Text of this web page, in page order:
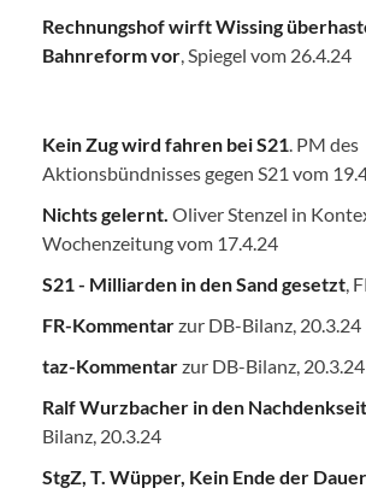
Rechnungshof wirft Wissing
Bahnreform vor , Spiegel vom 26.4.24
Kein Zug wird fahren bei S21 . PM des
Aktionsbündnisses gegen S21 vom
Nichts gelernt. Oliver Stenzel in
Wochenzeitung vom 17.4.24
S21 - Milliarden in den Sand gesetzt ,
FR-Kommentarzur DB-Bilanz, 20.3.24
taz-Kommentarzur DB-Bilanz, 20.3.24
Ralf Wurzbacher in den
Bilanz, 20.3.24
StgZ, T. Wüpper, Kein Ende der